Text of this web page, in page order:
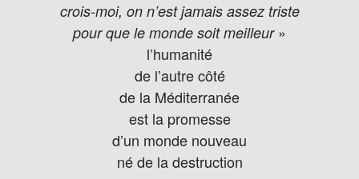
crois-moi, on n’est jamais assez triste
pour que le monde soit meilleur»
l’humanité
de l’autre côté
de la Méditerranée
est la promesse
d’un monde nouveau
né de la destruction